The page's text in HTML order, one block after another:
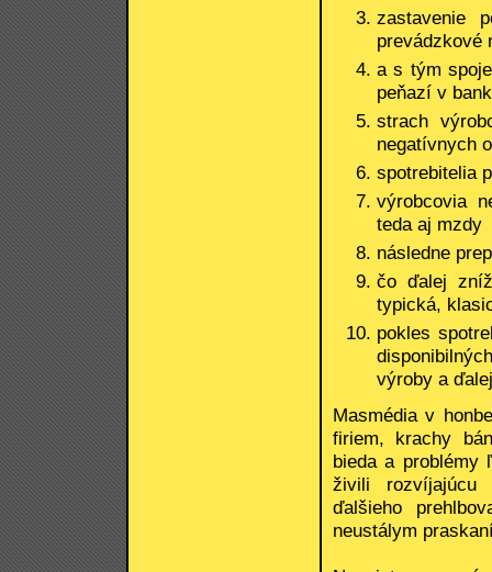
zastavenie
prevádzkové
a s tým
peňazí v
strach
negatívnych
spotrebitelia
výrobcovia
teda aj mzdy
následne
čo ďalej
typická,
pokles
výroby a
Masmédia v
firiem, krachy
bieda a problémy
živili rozvíjajúcu
ďalšieho
neustálym